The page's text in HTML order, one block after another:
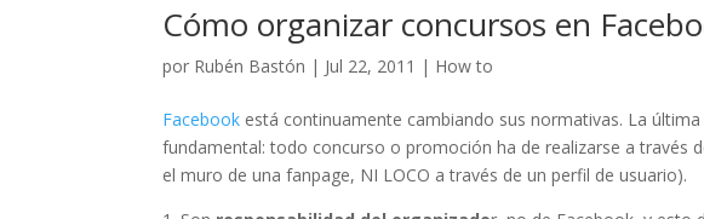
Cómo organizar concursos en
por Rubén Bastón | Jul 22, 2011 | How to
Facebook está continuamente cambiando sus normativas. La última
fundamental: todo concurso o promoción ha de realizarse a través
el muro de una fanpage, NI LOCO a través de un perfil de usuario).